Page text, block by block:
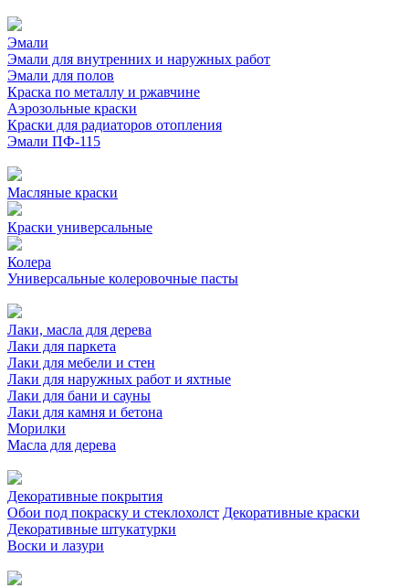
Эмали
Эмали для внутренних и наружных работ
Эмали для полов
Краска по металлу и ржавчине
Аэрозольные краски
Краски для радиаторов отопления
Эмали ПФ-115
Масляные краски
Краски универсальные
Колера
Универсальные колеровочные пасты
Лаки, масла для дерева
Лаки для паркета
Лаки для мебели и стен
Лаки для наружных работ и яхтные
Лаки для бани и сауны
Лаки для камня и бетона
Морилки
Масла для дерева
Декоративные покрытия
Обои под покраску и стеклохолст Декоративные краски
Декоративные штукатурки
Воски и лазури